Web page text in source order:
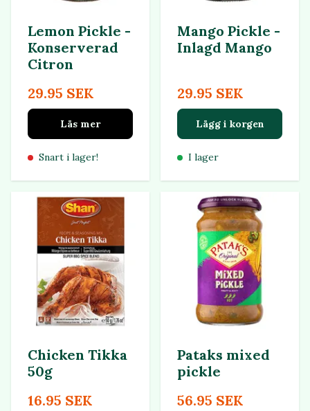
Lemon Pickle -
Konserverad
Citron
29.95 SEK
Läs mer
Snart i lager!
Mango Pickle -
Inlagd Mango
29.95 SEK
Lägg i korgen
I lager
Chicken Tikka
50g
16.95 SEK
Pataks mixed
pickle
56.95 SEK